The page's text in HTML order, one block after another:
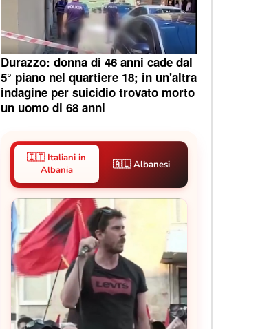
Durazzo: donna di 46 anni cade dal
5° piano nel quartiere 18; in un'altra
indagine per suicidio trovato morto
un uomo di 68 anni
🇮🇹 Italiani in
Albania
🇦🇱 Albanesi